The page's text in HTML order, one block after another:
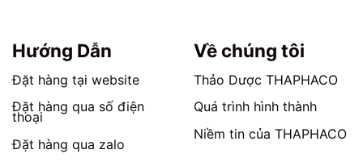
trang
sản
phẩm
trang
sản
phẩm
Hướng Dẫn
Đặt hàng tại website
Đặt hàng qua số điện
thoại
Đặt hàng qua zalo
Về chúng tôi
Thảo Dược THAPHACO
Quá trình hình thành
Niềm tin của THAPHACO